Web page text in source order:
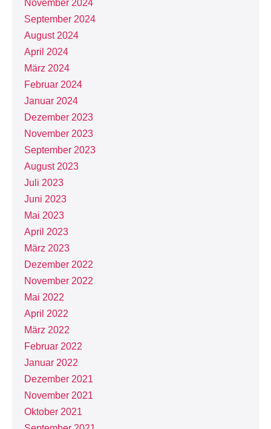
November 2024
September 2024
August 2024
April 2024
März 2024
Februar 2024
Januar 2024
Dezember 2023
November 2023
September 2023
August 2023
Juli 2023
Juni 2023
Mai 2023
April 2023
März 2023
Dezember 2022
November 2022
Mai 2022
April 2022
März 2022
Februar 2022
Januar 2022
Dezember 2021
November 2021
Oktober 2021